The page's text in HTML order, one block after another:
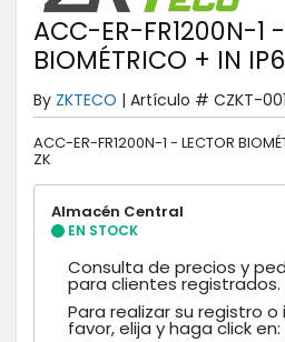
ACC-ER-FR1200N-1
BIOMÉTRICO + IN
By ZKTECO | Artículo # CZKT-
ACC-ER-FR1200N-1 - LECTOR
ZK
Almacén Central
EN STOCK
Consulta de precios y
para clientes registrados.
Para realizar su registro o
favor, elija y haga click en: